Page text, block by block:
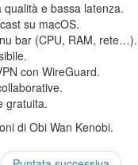
e bassa latenza.
su macOS.
bar (CPU, RAM, rete…).
con WireGuard.
gratuita.
di Obi Wan Kenobi.